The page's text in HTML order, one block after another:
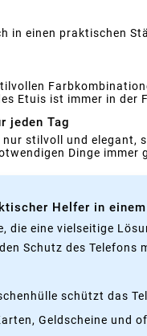
in einen praktischen
Etuis ist immer in der
jeden Tag
nur stilvoll und
Dinge
Helfer in einem
die eine vielseitige
Schutz des
schützt das
Geldscheine und